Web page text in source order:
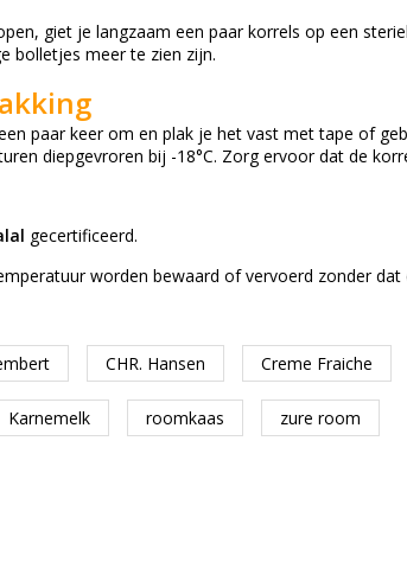
giet je langzaam een ​​paar korrels op een
bolletjes meer te zien zijn.
paar keer om en plak je het vast met tape of
diepgevroren bij -18°C. Zorg ervoor dat de
gecertificeerd.
worden bewaard of vervoerd zonder
CHR. Hansen Creme Fraiche
Karnemelk roomkaas zure room